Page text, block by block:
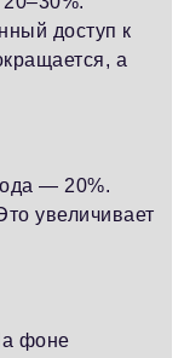
доступ к
а
— 20%.
увеличивает
фоне